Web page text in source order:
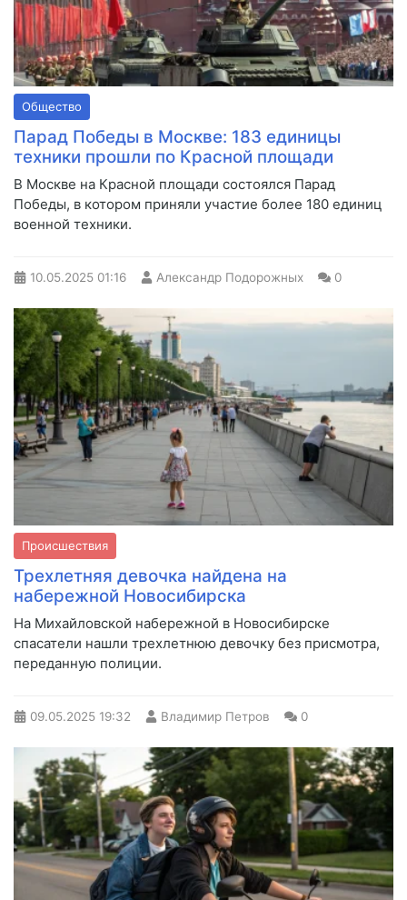
Общество
Парад Победы в Москве: 183 единицы
техники прошли по Красной площади
В Москве на Красной площади состоялся Парад
Победы, в котором приняли участие более 180 единиц
военной техники.
10.05.2025 01:16 Александр Подорожных 0
Происшествия
Трехлетняя девочка найдена на
набережной Новосибирска
На Михайловской набережной в Новосибирске
спасатели нашли трехлетнюю девочку без присмотра,
переданную полиции.
09.05.2025 19:32 Владимир Петров 0